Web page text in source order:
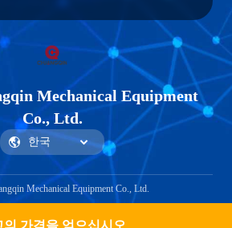
의 가격을 얻으십시오
Mechanical Equipment
Co., Ltd.
Mechanical Equipment Co., Ltd.